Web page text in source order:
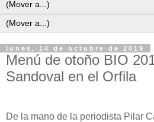
lunes, 14 de octubre de 2019
Menú de otoño BIO
Sandoval en el Orfila
De la mano de la periodista Pilar